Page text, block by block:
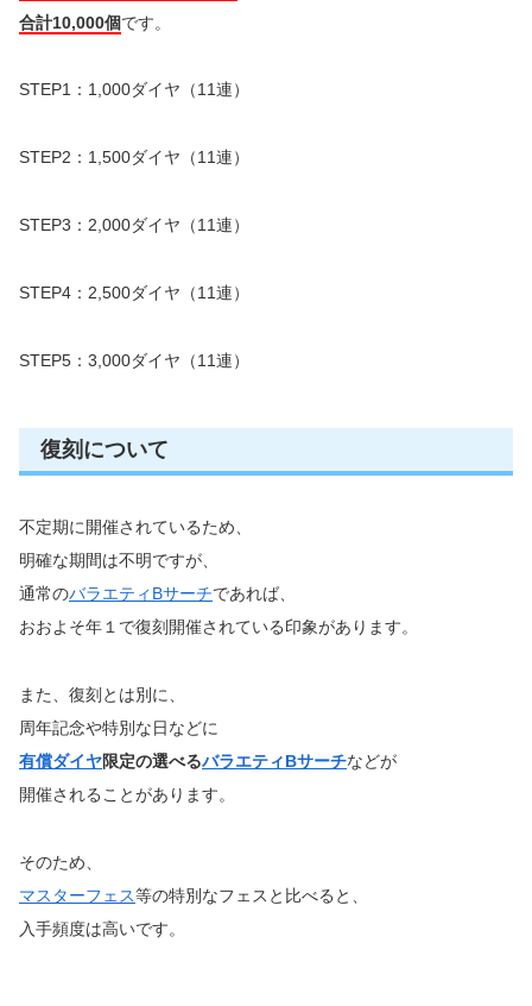
合計10,000個です。
STEP1：1,000ダイヤ（11連）
STEP2：1,500ダイヤ（11連）
STEP3：2,000ダイヤ（11連）
STEP4：2,500ダイヤ（11連）
STEP5：3,000ダイヤ（11連）
復刻について
不定期に開催されているため、
明確な期間は不明ですが、
通常のバラエティBサーチであれば、
おおよそ年１で復刻開催されている印象があります。
また、復刻とは別に、
周年記念や特別な日などに
有償ダイヤ限定の選べるバラエティBサーチなどが
開催されることがあります。
そのため、
マスターフェス等の特別なフェスと比べると、
入手頻度は高いです。